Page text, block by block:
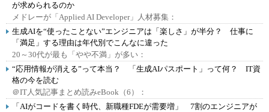
が求められるのか
メドレーが「Applied AI Developer」人材募集：
生成AIを“使ったことない”エンジニアは「楽しさ」が半分？ 仕事に
「満足」する理由は年代別でこんなに違った
20～30代が最も「やや不満」が多い：
“応用情報が消える”って本当？ 「生成AIパスポート」って何？ IT資
格の今を読む
＠IT人気記事まとめ読みeBook（6）：
「AIがコードを書く時代、新職種FDEが需要増」 7割のエンジニアが